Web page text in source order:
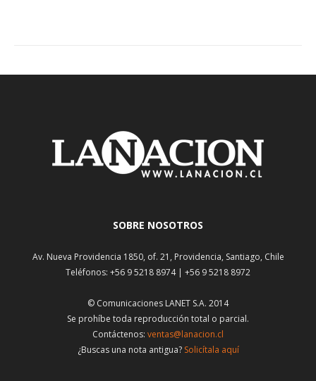
SOBRE NOSOTROS
Av. Nueva Providencia 1850, of. 21, Providencia, Santiago, Chile
Teléfonos: +56 9 5218 8974 | +56 9 5218 8972
© Comunicaciones LANET S.A. 2014
Se prohíbe toda reproducción total o parcial.
Contáctenos: ventas@lanacion.cl
¿Buscas una nota antigua? Solicítala aquí